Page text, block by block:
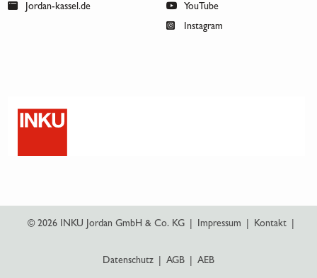
Jordan-kassel.de
YouTube
Instagram
© 2026 INKU Jordan GmbH & Co. KG Impressum Kontakt
Datenschutz AGB AEB